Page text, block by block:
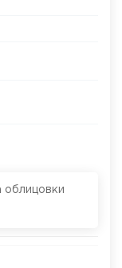
облицовки